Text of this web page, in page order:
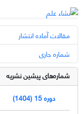
مقالات آماده انتشار
شماره جاری
شماره‌های پیشین نشریه
دوره 15 (1404)